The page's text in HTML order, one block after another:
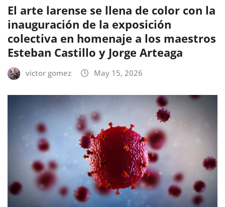
El arte larense se llena de color con la
inauguración de la exposición
colectiva en homenaje a los maestros
Esteban Castillo y Jorge Arteaga
victor gomez May 15, 2026